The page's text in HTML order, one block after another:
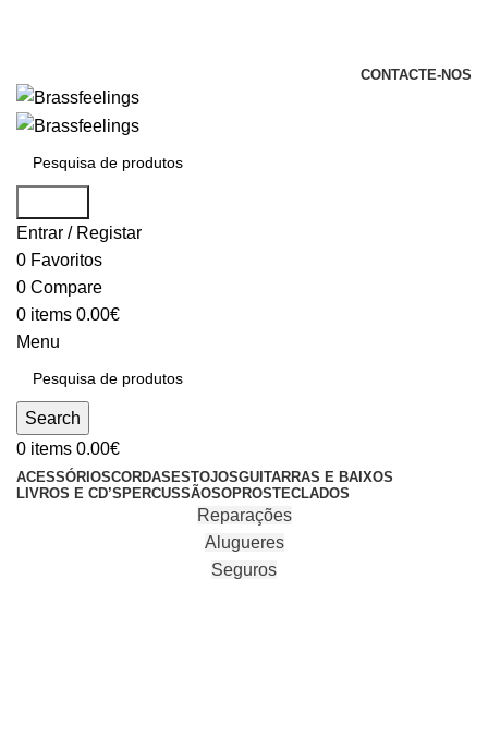
CONTACTE-NOS
Entrar / Registar
0 Favoritos
0 Compare
0 items 0.00€
Menu
Search
0 items 0.00€
ACESSÓRIOSCORDAS ESTOJOSGUITARRAS E BAIXOS
LIVROS E CD’S PERCUSSÃOSOPROSTECLADOS
Reparações
Alugueres
Seguros